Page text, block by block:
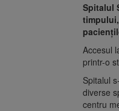
Spitalul
Accesul
printr-o
Spitalul
diverse
centru